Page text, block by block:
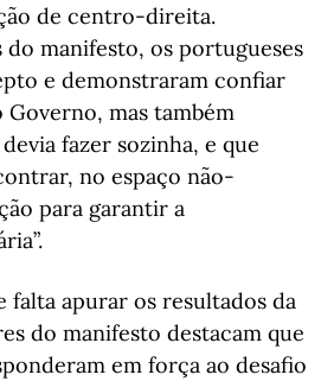
de centro-direita.
do manifesto, os portugueses
e demonstraram confiar
mas também
fazer sozinha, e que
no espaço não-
para garantir a
falta apurar os resultados da
do manifesto destacam que
em força ao desafio